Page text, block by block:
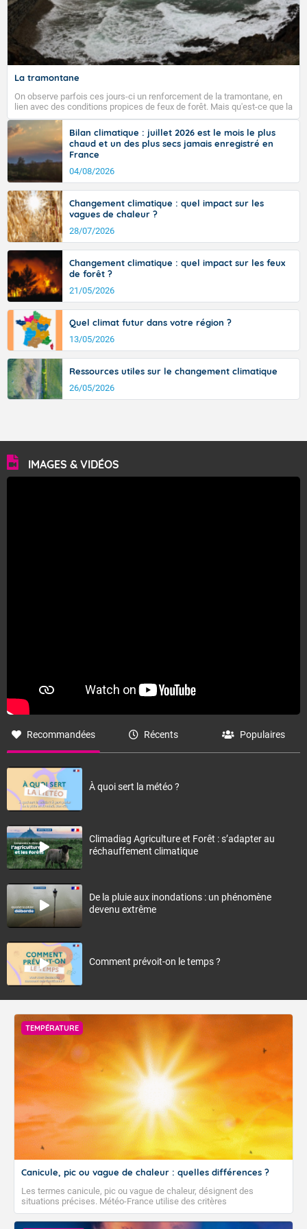
La tramontane
On observe parfois ces jours-ci un renforcement de la tramontane, en
lien avec des conditions propices de feux de forêt. Mais qu'est-ce que la
tramontane ? Quelles sont ses caractéristiques ? La tramontane est un
vent turbulent soufflant de secteur nord-ouest à nord, ou ouest à nord-
ouest, dans un secteur qui part du Roussillon à la vallée de l’Aude et à
l’ouest de l’Hérault. L’étymologie de ce vent vient du latin trasmontanus,
signifiant au-delà des monts, en allusion aux régions montagneuses
d’où provient ce vent.
Bilan climatique : juillet 2026 est le mois le plus
chaud et un des plus secs jamais enregistré en
France
04/08/2026
Changement climatique : quel impact sur les
vagues de chaleur ?
28/07/2026
Changement climatique : quel impact sur les feux
de forêt ?
21/05/2026
Quel climat futur dans votre région ?
13/05/2026
Ressources utiles sur le changement climatique
26/05/2026
IMAGES & VIDÉOS
Recommandées Récents Populaires
À quoi sert la météo ?
Climadiag Agriculture et Forêt : s’adapter au
réchauffement climatique
De la pluie aux inondations : un phénomène
devenu extrême
Comment prévoit-on le temps ?
TEMPÉRATURE
Canicule, pic ou vague de chaleur : quelles différences ?
Les termes canicule, pic ou vague de chaleur, désignent des
situations précises. Météo-France utilise des critères
climatologiques pour évaluer et qualifier les épisodes de chaleur qui
peuvent avoir des impacts sanitaires et socio-économiques